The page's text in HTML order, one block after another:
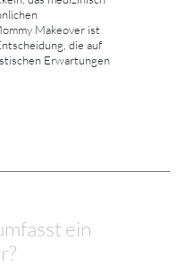
Makeover ist
die auf
Erwartungen
ein